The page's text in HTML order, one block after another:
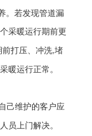
。若发现管道漏
采暖运行期前更
前打压、冲洗,堵
暖运行正常。
自己维护的客户应
员上门解决。